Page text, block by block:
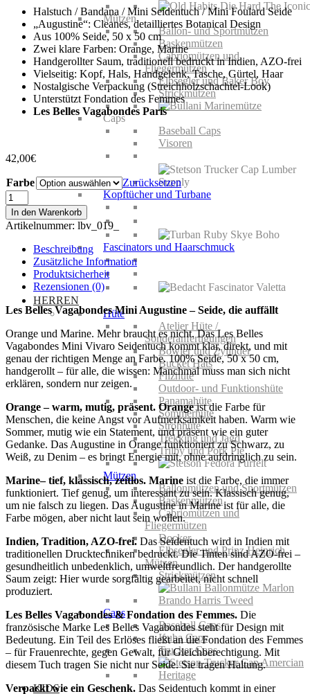
Mützen
Ballon- und Sportmützen
Baskenmützen
Cabriomützen und
Fliegermützen
Elbsegler und Baker Boy
Strickmützen
Caps
Baseball Caps
Visoren
Kopftücher und Turbane
Fascinators und Haarschmuck
HERREN
Hüte
Atelier Hüte /
Sonderanfertigungen
Bowler und Zylinder
Bucket Hats
Filzhüte
Outdoor- und Funktionshüte
Panamahüte
Sommerhüte
Strohhüte
Trekking und Jagd
Trilby und Pork Pie
Mützen
Ballonmützen und Sportmützen
Baskenmützen
Cabriomützen und
Fliegermützen
Docker
Elbsegler und Prinz Heinrich
Mützen
Strickmützen
Caps
Baseball Caps
Kuba Caps
Trucker Caps
KIDS
Halstuch / Bandana / Mini Seidentuch / Mini Foulard Seide
„Augustine“: Cleanes, detailliertes Botanical Design
Aus 100% Seide, 50 x 50 cm
Zwei klare Farben: Orange, Marine
Handgerollter Saum, traditionell bedruckt in Indien, AZO-frei
Vielseitig: Kopf, Hals, Handgelenk, Tasche, Gürtel, Haar
Nostalgische Verpackung (Streichholzschachtel-Look)
Unterstützt Fondation des Femmes
Les Belles Vagabondes Paris
42,00€
Farbe
Zurücksetzen
Les
Belles
Vagabondes
Mini
Augustine
Menge
In den Warenkorb
Artikelnummer: lbv_019_
Beschreibung
Zusätzliche Information
Produktsicherheit
Rezensionen (0)
Les Belles Vagabondes Mini Augustine – Seide, die auffällt
Orange und Marine. Mehr braucht es nicht. Das Les Belles
Vagabondes Mini Vivaro Seidentuch kommt klar, direkt, und mit
genau der richtigen Menge an Farbe. 100% Seide, 50 x 50 cm,
handgerollt – für alle, die wissen: Manchmal muss man sich nicht
erklären, sondern nur zeigen.
Orange – warm, mutig, präsent. Orangeist die Farbe für
Menschen, die keine Angst vor Aufmerksamkeit haben. Warm wie
Sommer, mutig wie ein Statement, und präsent wie ein guter
Gedanke. Das Augustine in Orange funktioniert zu Schwarz, zu
Weiß, zu Denim – es bringt Energie mit, ohne aufdringlich zu sein.
Marine– tief, klassisch, zeitlos. Marine ist die Farbe, die immer
funktioniert. Tief genug, um interessant zu sein. Klassisch genug,
um nie falsch zu liegen. Das Augustine in Marine ist für alle, die
Farbe mögen, aber nicht laut sein wollen.
Indien, Tradition, AZO-frei. Das Seidentuch wird in Indien mit
traditionellen Drucktechniken bedruckt. Die Tinten sind AZO-frei –
gesundheitlich unbedenklich, umweltfreundlich. Der handgerollte
Saum zeigt: Hier wurde sorgfältig gearbeitet, nicht schnell
produziert.
Les Belles Vagabondes & Fondation des Femmes. Die
französische Marke Les Belles Vagabondes steht für Design mit
Bedeutung. Ein Teil des Erlöses fließt an die Fondation des Femmes
– für Frauenrechte, gegen Gewalt, für Gleichberechtigung. Mit
diesem Tuch tragen Sie nicht nur Seide. Sie tragen Haltung.
Verpackt wie ein Geschenk. Das Seidentuch kommt in einer